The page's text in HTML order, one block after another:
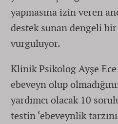
yapmasına izin veren
destek sunan dengeli
vurguluyor.
Klinik Psikolog Ayşe
ebeveyn olup
yardımcı olacak 10
testin ‘ebeveynlik